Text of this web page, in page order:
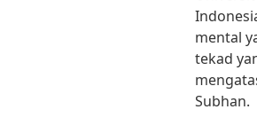
mental
tekad
Subhan.